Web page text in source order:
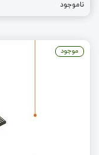
ناموجود
موجود